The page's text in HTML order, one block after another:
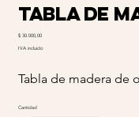
Tabla de
Precio
$ 30.000,00
IVA incluido
Tabla de madera de
Cantidad